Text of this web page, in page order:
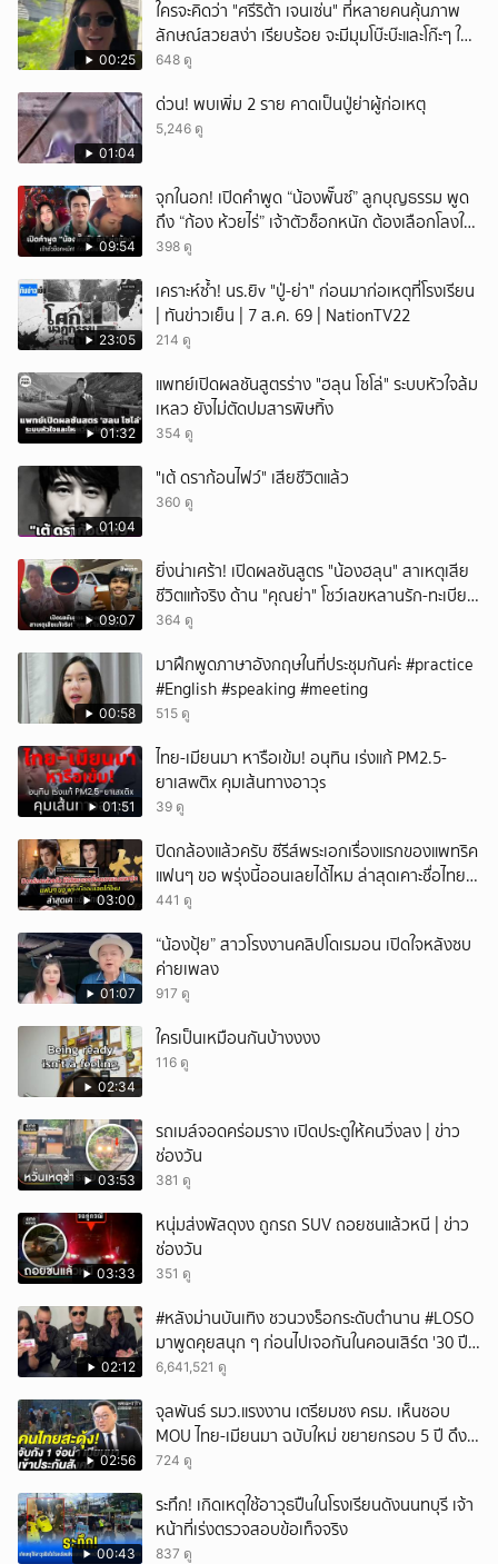
00:25
ใครจะคิดว่า "ศรีริต้า เจนเซ่น" ที่หลายคนคุ้นภาพ
ลักษณ์สวยสง่า เรียบร้อย จะมีมุมโบ๊ะบ๊ะและโก๊ะๆ ให้
ได้อมยิ้มเหมือนกัน งานนี้ทำเอาแฟนๆ ทั้งเอ็นดูทั้ง
648 ดู
01:04
ด่วน! พบเพิ่ม 2 ราย คาดเป็นปู่ย่าผู้ก่อเหตุ
5,246 ดู
09:54
จุกในอก! เปิดคำพูด “น้องพั๊นซ์” ลูกบุญธรรม พูด
ถึง “ก้อง ห้วยไร่” เจ้าตัวช็อกหนัก ต้องเลือกโลงให้
ลูก!
398 ดู
23:05
เคราะห์ซ้ำ! นร.ยิv "ปู่-ย่า" ก่อนมาก่อเหตุที่โรงเรียน
| ทันข่าวเย็น | 7 ส.ค. 69 | NationTV22
214 ดู
01:32
แพทย์เปิดผลชันสูตรร่าง "ฮลุน โซโล่" ระบบหัวใจล้ม
เหลว ยังไม่ตัดปมสารพิษทิ้ง
354 ดู
01:04
"เต้ ดราก้อนไฟว์" เสียชีวิตแล้ว
360 ดู
09:07
ยิ่งน่าเศร้า! เปิดผลชันสูตร "น้องฮลุน" สาเหตุเสีย
ชีวิตแท้จริง ด้าน "คุณย่า" โชว์เลขหลานรัก-ทะเบียน
รถเคลื่อนร่าง!
364 ดู
00:58
มาฝึกพูดภาษาอังกฤษในที่ประชุมกันค่ะ #practice
#English #speaking #meeting
515 ดู
01:51
ไทย-เมียนมา หารือเข้ม! อนุทิน เร่งแก้ PM2.5-
ยาเสwติx คุมเส้นทางอาวุs
39 ดู
03:00
ปิดกล้องแล้วครับ ซีรีส์พระเอกเรื่องแรกของแพทริค
แฟนๆ ขอ พรุ่งนี้ออนเลยได้ไหม ล่าสุดเคาะชื่อไทย
แล้ว
441 ดู
01:07
“น้องปุ้ย” สาวโรงงานคลิปโดเรมอน เปิดใจหลังซบ
ค่ายเพลง
917 ดู
02:34
ใครเป็นเหมือนกันบ้างงงง
116 ดู
03:53
รถเมล์จอดคร่อมราง เปิดประตูให้คนวิ่งลง | ข่าว
ช่องวัน
381 ดู
03:33
หนุ่มส่งพัสดุงง ถูกรถ SUV ถอยชนแล้วหนี | ข่าว
ช่องวัน
351 ดู
02:12
#หลังม่านบันเทิง ชวนวงร็อกระดับตำนาน #LOSO
มาพูดคุยสนุก ๆ ก่อนไปเจอกันในคอนเสิร์ต '30 ปี
LOSO นานเท่าไรก็รอ'
6,641,521 ดู
02:56
จุลพันธ์ รมว.แรงงาน เตรียมชง ครม. เห็นชอบ
MOU ไทย-เมียนมา ฉบับใหม่ ขยายกรอบ 5 ปี ดึง
แรงงานเข้าระบบ
724 ดู
00:43
ระทึก! เกิดเหตุใช้อาวุธปืuในโรงเรียนดังนนทบุรี เจ้า
หน้าที่เร่งตรวจสอบข้อเท็จจริง
837 ดู